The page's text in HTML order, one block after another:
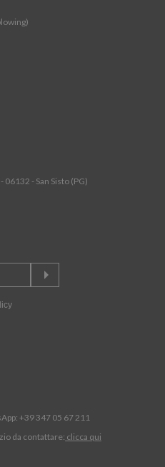
- San Sisto (PG)
+39 347 05 67 211
da contattare: clicca qui